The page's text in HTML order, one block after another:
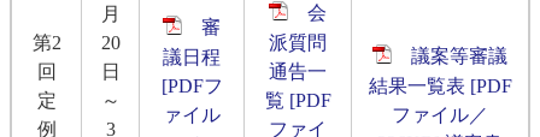
第2
回
定
例
月
20
日
～
3
審
議日程
[PDFフ
ァイル
会
派質問
通告一
覧 [PDF
ファイ
議案等審議
結果一覧表 [PDF
ファイル／